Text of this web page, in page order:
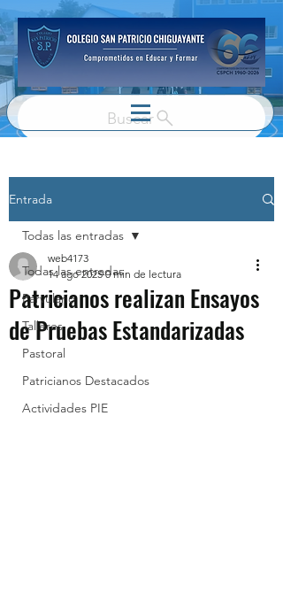
Buscar
Entrada
Todas las entradas
Parvulario
Talleres
Pastoral
Patricianos Destacados
Actividades PIE
Todas las entradas
Patricianos realizan Ensayos
de Pruebas Estandarizadas
web4173
14 ago 2025 0 min de lectura